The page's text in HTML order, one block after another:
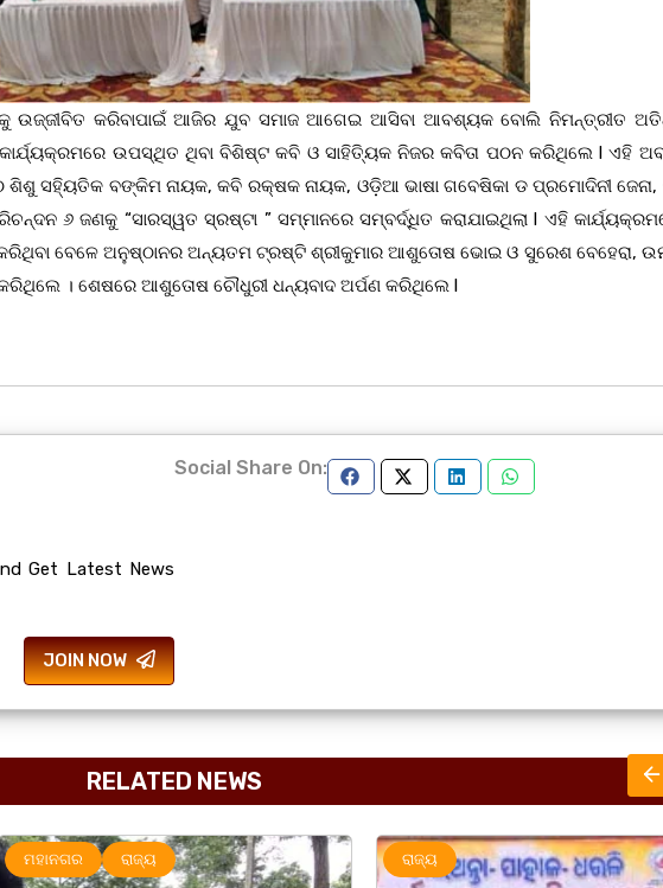
ଉଜ୍ଜୀବିତ କରିବାପାଇଁ ଆଜିର ଯୁବ ସମାଜ ଆଗେଇ ଆସିବା ଆବଶ୍ୟକ ବୋଲି ନିମନ୍ତ୍ରୀତ
ଉପସ୍ଥିତ ଥିବା ବିଶିଷ୍ଟ କବି ଓ ସାହିତ୍ୟିକ ନିଜର କବିତା ପଠନ କରିଥିଲେ l ଏହି
ସହ୍ୟିତିକ ବଙ୍କିମ ନାୟକ, କବି ରକ୍ଷକ ନାୟକ, ଓଡ଼ିଆ ଭାଷା ଗବେଷିକା ଡ ପ୍ରମୋଦିନୀ
୬ ଜଣକୁ “ସାରସ୍ୱତ ସ୍ରଷ୍ଟା ” ସମ୍ମାନରେ ସମ୍ବର୍ଦ୍ଧିତ କରାଯାଇଥିଲା l ଏହି
ବେଳେ ଅନୁଷ୍ଠାନର ଅନ୍ୟତମ ଟ୍ରଷ୍ଟି ଶ୍ରୀକୁମାର ଆଶୁତୋଷ ଭୋଇ ଓ ସୁରେଶ ବେହେରା,
କରିଥିଲେ । ଶେଷରେ ଆଶୁତୋଷ ଚୌଧୁରୀ ଧନ୍ୟବାଦ ଅର୍ପଣ କରିଥିଲେ l
Get Latest News
JOIN NOW
Social Share On:
RELATED NEWS
ରାଜ୍ୟ ରାଜ୍ୟ